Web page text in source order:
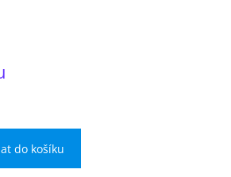
do košíku